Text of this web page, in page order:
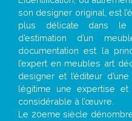
son designer original, est
plus délicate dans le
d’estimation d’un
documentation est la
l’expert en meubles art
designer et l’éditeur
légitime une expertise
considérable à l’œuvre.
Le 20eme siècle